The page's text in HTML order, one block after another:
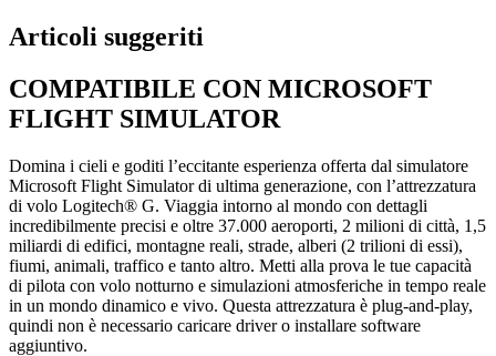
Articoli suggeriti
COMPATIBILE CON MICROSOFT
FLIGHT SIMULATOR
Domina i cieli e goditi l’eccitante esperienza offerta dal simulatore
Microsoft Flight Simulator di ultima generazione, con l’attrezzatura
di volo Logitech® G. Viaggia intorno al mondo con dettagli
incredibilmente precisi e oltre 37.000 aeroporti, 2 milioni di città, 1,5
miliardi di edifici, montagne reali, strade, alberi (2 trilioni di essi),
fiumi, animali, traffico e tanto altro. Metti alla prova le tue capacità
di pilota con volo notturno e simulazioni atmosferiche in tempo reale
in un mondo dinamico e vivo. Questa attrezzatura è plug-and-play,
quindi non è necessario caricare driver o installare software
aggiuntivo.